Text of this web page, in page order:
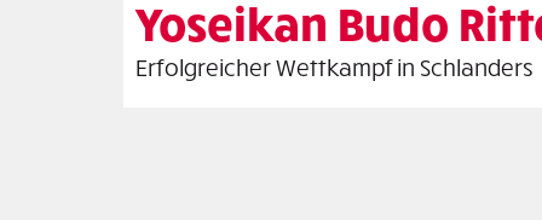
Yoseikan Budo
Erfolgreicher Wettkampf in Schlanders